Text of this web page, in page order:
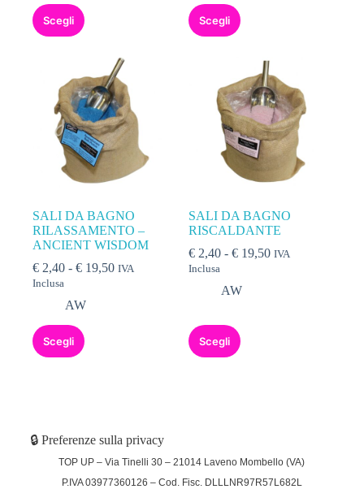
Scegli Scegli
SALI DA BAGNO
RILASSAMENTO –
ANCIENT WISDOM
€ 2,40 - € 19,50 IVA
Inclusa
AW
Scegli
SALI DA BAGNO
RISCALDANTE
€ 2,40 - € 19,50 IVA
Inclusa
AW
Scegli
🔒 Preferenze sulla privacy
TOP UP – Via Tinelli 30 – 21014 Laveno Mombello (VA)
P.IVA 03977360126 – Cod. Fisc. DLLLNR97R57L682L